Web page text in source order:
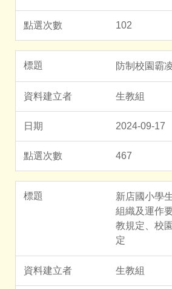
102
防制校園霸
生教組
2024-09-17
467
新店國小學
組織及運作
教規定、校
定
生教組